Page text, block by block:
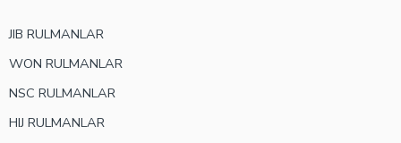
JIB RULMANLAR
WON RULMANLAR
NSC RULMANLAR
HIJ RULMANLAR